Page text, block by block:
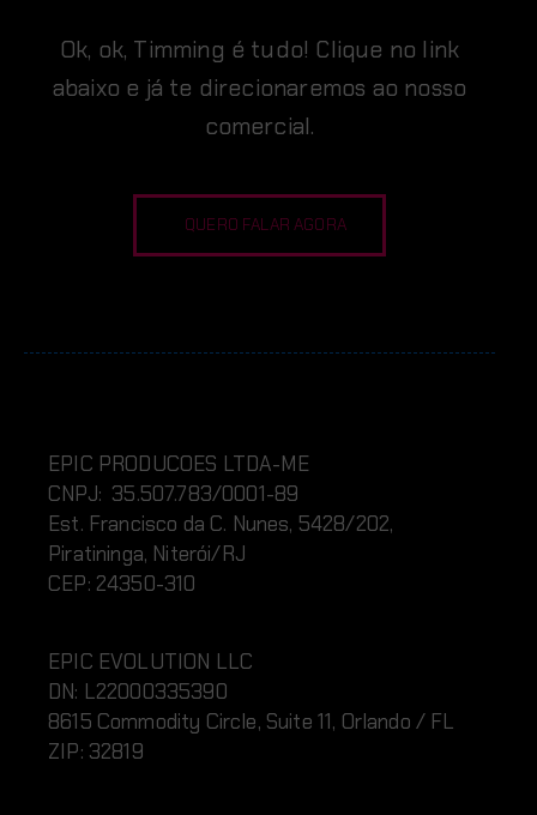
Ok, ok, Timming é tudo! Clique no link
abaixo e já te direcionaremos ao nosso
comercial.
QUERO FALAR AGORA
EPIC PRODUCOES LTDA-ME
CNPJ: 35.507.783/0001-89
Est. Francisco da C. Nunes, 5428/202,
Piratininga, Niterói/RJ
CEP: 24350-310
EPIC EVOLUTION LLC
DN: L22000335390
8615 Commodity Circle, Suite 11, Orlando / FL
ZIP: 32819